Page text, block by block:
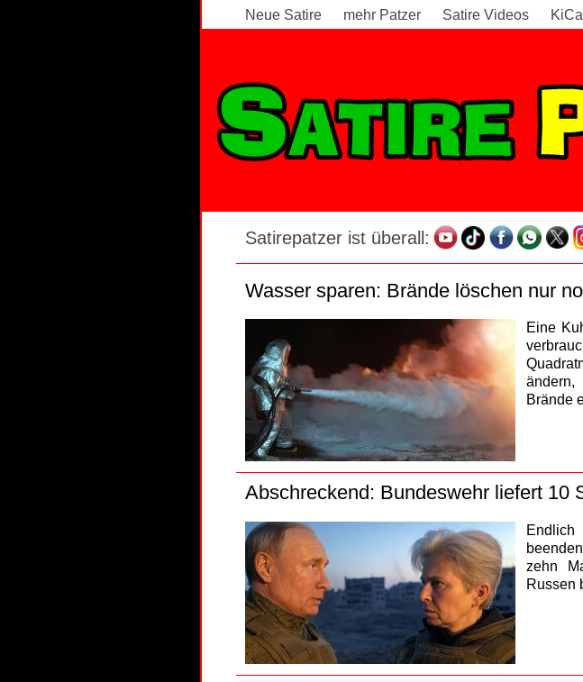
Neue Satire mehr Patzer Satire Videos
Satirepatzer ist überall:
Wasser sparen: Brände löschen nur
Eine
Brände
Abschreckend: Bundeswehr liefert 10
zehn
Russen